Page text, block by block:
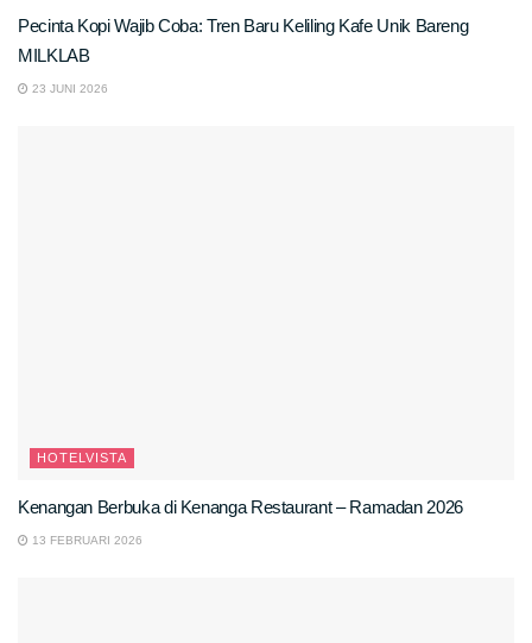
Pecinta Kopi Wajib Coba: Tren Baru Keliling Kafe Unik Bareng
MILKLAB
23 JUNI 2026
HOTELVISTA
Kenangan Berbuka di Kenanga Restaurant – Ramadan 2026
13 FEBRUARI 2026